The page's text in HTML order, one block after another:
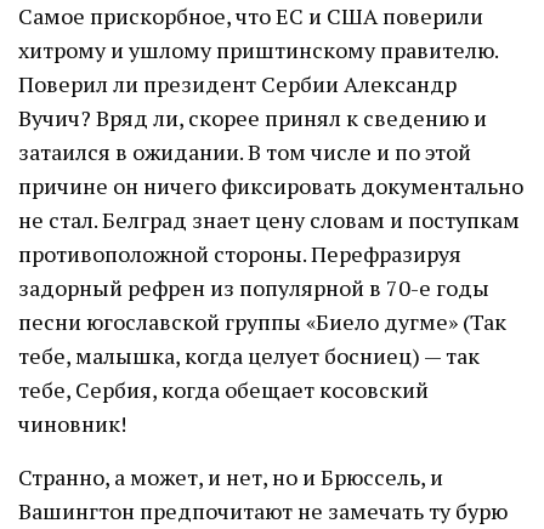
Самое прискорбное, что ЕС и США поверили
хитрому и ушлому приштинскому правителю.
Поверил ли президент Сербии Александр
Вучич? Вряд ли, скорее принял к сведению и
затаился в ожидании. В том числе и по этой
причине он ничего фиксировать документально
не стал. Белград знает цену словам и поступкам
противоположной стороны. Перефразируя
задорный рефрен из популярной в 70-е годы
песни югославской группы «Биело дугме» (Так
тебе, малышка, когда целует босниец) — так
тебе, Сербия, когда обещает косовский
чиновник!
Странно, а может, и нет, но и Брюссель, и
Вашингтон предпочитают не замечать ту бурю